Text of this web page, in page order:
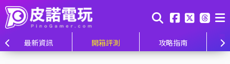
最新資訊 開箱評測 攻略指南